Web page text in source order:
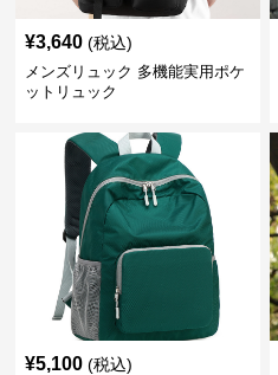
¥3,640 (税込)
メンズリュック 多機能実用ポケ
ットリュック
¥5,100 (税込)